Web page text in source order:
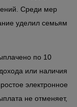
Среди мер
уделил семьям
по 10
или наличия
электронное
не отменяет,